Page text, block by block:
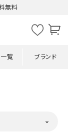
無料
覧 ブランド